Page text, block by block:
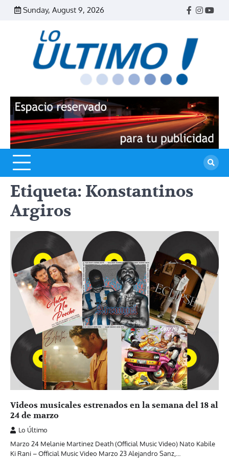
Skip
Sunday, August 9, 2026
Facebook
Etiqueta: Konstantinos
Argiros
Videos musicales estrenados en la semana del 18 al
24 de marzo
Lo Último
Marzo 24 Melanie Martinez Death (Official Music Video) Nato Kabile
Ki Rani – Official Music Video Marzo 23 Alejandro Sanz,…